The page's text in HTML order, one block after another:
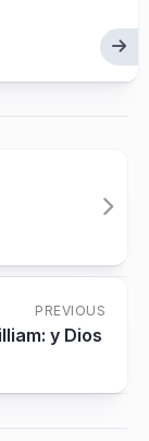
PREVIOUS
y Dios